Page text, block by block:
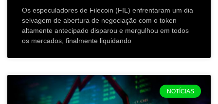
Os especuladores de Filecoin (FIL) enfrentaram um dia
selvagem de abertura de negociação com o token
altamente antecipado disparou e mergulhou em todos
os mercados, finalmente liquidando
NOTÍCIAS